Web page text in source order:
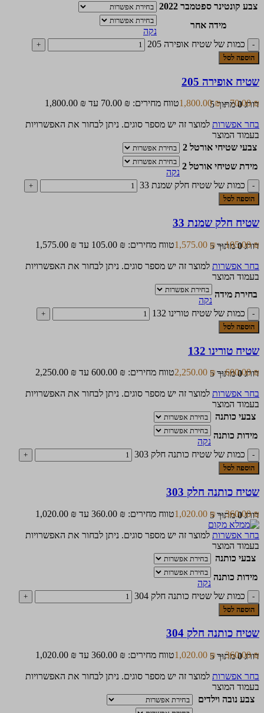
צבע קונטינר ספטמבר 2022
מידה אחר
נקה
כמות של שטיח אופירה 205
הוספה לסל
שטיח אופירה 205
דורג0מתוך 570.00₪
–
1,800.00₪ טווח מחירים: ⁦70.00 ₪⁩ עד ⁦1,800.00 ₪⁩
בחר אפשרות למוצר זה יש מספר סוגים. ניתן לבחור את האפשרויות
בעמוד המוצר
צבעי שטיחי אורטל 2
מידת שטיחי אורטל 2
נקה
כמות של שטיח חלק שמנת 33
הוספה לסל
שטיח חלק שמנת 33
דורג0מתוך 5105.00₪
–
1,575.00 ₪ טווח מחירים: ⁦105.00 ₪⁩ עד ⁦1,575.00 ₪⁩
בחר אפשרות למוצר זה יש מספר סוגים. ניתן לבחור את האפשרויות
בעמוד המוצר
בחירת מידה
נקה
כמות של שטיח טורינו 132
הוספה לסל
שטיח טורינו 132
דורג0מתוך 5600.00₪
–
2,250.00 ₪ טווח מחירים: ⁦600.00 ₪⁩ עד ⁦2,250.00 ₪⁩
בחר אפשרות למוצר זה יש מספר סוגים. ניתן לבחור את האפשרויות
בעמוד המוצר
צבעי כותנה
מידות כותנה
נקה
כמות של שטיח כותנה חלק 303
הוספה לסל
שטיח כותנה חלק 303
דורג0מתוך 5360.00₪
–
1,020.00 ₪ טווח מחירים: ⁦360.00 ₪⁩ עד ⁦1,020.00 ₪⁩
בחר אפשרות למוצר זה יש מספר סוגים. ניתן לבחור את האפשרויות
בעמוד המוצר
צבעי כותנה
מידות כותנה
נקה
כמות של שטיח כותנה חלק 304
הוספה לסל
שטיח כותנה חלק 304
דורג0מתוך 5360.00₪
–
1,020.00 ₪ טווח מחירים: ⁦360.00 ₪⁩ עד ⁦1,020.00 ₪⁩
בחר אפשרות למוצר זה יש מספר סוגים. ניתן לבחור את האפשרויות
בעמוד המוצר
צבע נובה וילדים